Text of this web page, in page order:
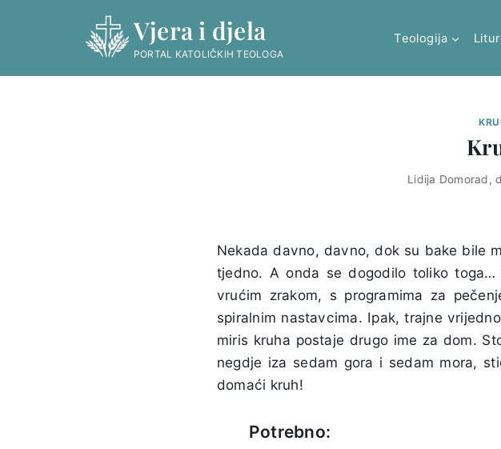
Vjera i djela
PORTAL KATOLIČKIH TEOLOGA
Teologija
Lidija Domorad,
Nekada davno, davno, dok su bake bile
tjedno. A onda se dogodilo toliko
vrućim zrakom, s programima za
spiralnim nastavcima. Ipak, trajne
miris kruha postaje drugo ime za dom.
negdje iza sedam gora i sedam mora,
domaći kruh!
Potrebno: